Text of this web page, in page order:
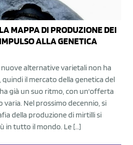
MAPPA DI PRODUZIONE DEI
ALLA GENETICA
alternative varietali non ha
il mercato della genetica del
già un suo ritmo, con un'offerta
Nel prossimo decennio, si
della produzione di mirtilli si
in tutto il mondo. Le […]